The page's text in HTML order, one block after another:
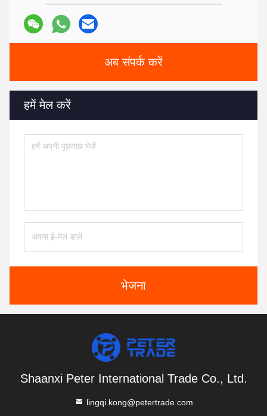
अब संपर्क करें
हमें मेल करें
भेजना
Shaanxi Peter International Trade Co., Ltd.
lingqi.kong@petertrade.com